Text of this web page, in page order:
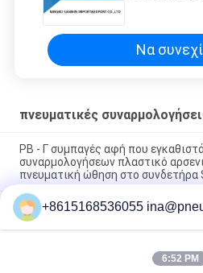
Sanmin
Να
πνευματικές
PB - Γ συμπαγές αφή που
συναρμολογήσεων πλαστικό
πνευματική ώθηση στο συνδετήρα
NBSANMINSE Γ τύπων
κασκόλ ρυθμιστικών βαλβίδων
βαλβίδων πνευματικός
Πνευματικός ορείχαλκος
+8615168536055
6:52 PM